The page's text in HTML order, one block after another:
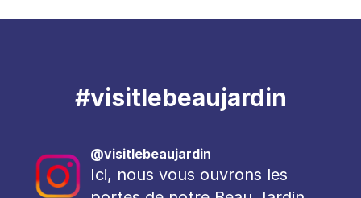
#visitlebeaujardin
@visitlebeaujardin
Ici, nous vous ouvrons les